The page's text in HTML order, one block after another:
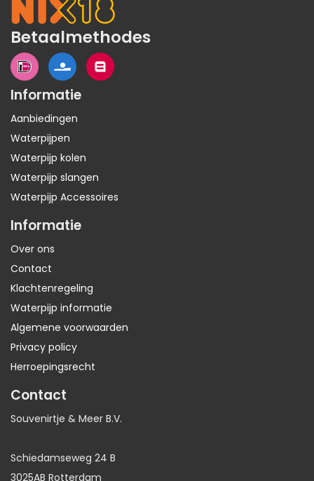
Betaalmethodes
Informatie
Aanbiedingen
Waterpijpen
Waterpijp kolen
Waterpijp slangen
Waterpijp Accessoires
Informatie
Over ons
Contact
Klachtenregeling
Waterpijp informatie
Algemene voorwaarden
Privacy policy
Herroepingsrecht
Contact
Souvenirtje & Meer B.V.
Schiedamseweg 24 B
3025AB Rotterdam